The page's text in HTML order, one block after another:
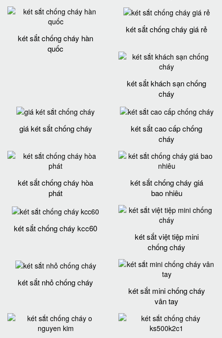
két sắt chống cháy hàn
quốc
két sắt chống cháy giá rẻ
két sắt khách sạn chống
cháy
giá két sắt chống cháy
két sắt cao cấp chống
cháy
két sắt chống cháy hòa
phát
két sắt chống cháy giá
bao nhiêu
két sắt chống cháy kcc60
két sắt việt tiệp mini
chống cháy
két sắt nhỏ chống cháy
két sắt mini chống cháy
vân tay